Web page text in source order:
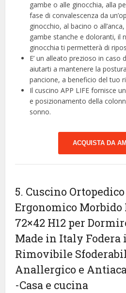
gambe o alle ginocchia, alla
fase di convalescenza da
ginocchio, al bacino o
gambe stanche e doloranti, il
ginocchia ti permetterà di
E’ un alleato prezioso in caso
aiutarti a mantenere la
pancione, a beneficio del tuo
Il cuscino APP LIFE fornisce
e posizionamento della
sonno.
ACQUISTA DA
5. Cuscino
Ergonomico Morbido
72×42 H12 per
Made in Italy Fodera
Rimovibile
Anallergico e
-Casa e cucina